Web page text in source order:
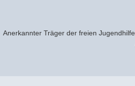
Anerkannter Träger der freien Jugendhilfe